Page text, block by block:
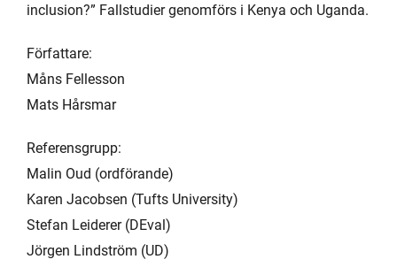
inclusion?” Fallstudier genomförs i Kenya och Uganda.
Författare:
Måns Fellesson
Mats Hårsmar
Referensgrupp:
Malin Oud (ordförande)
Karen Jacobsen (Tufts University)
Stefan Leiderer (DEval)
Jörgen Lindström (UD)